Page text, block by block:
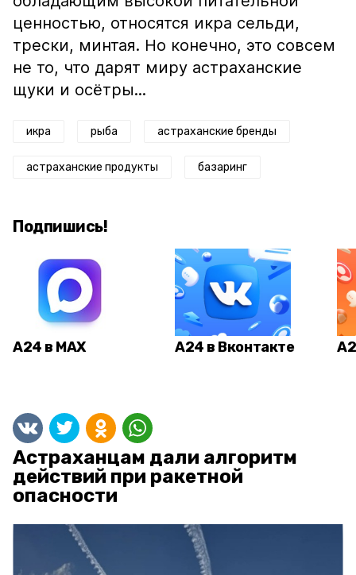
ценностью, относятся икра сельди,
трески, минтая. Но конечно, это совсем
не то, что дарят миру астраханские
щуки и осётры...
икра рыба астраханские бренды
астраханские продукты базаринг
Подпишись!
А24 в MAX А24 в Вконтакте
Астраханцам дали алгоритм
действий при ракетной
опасности